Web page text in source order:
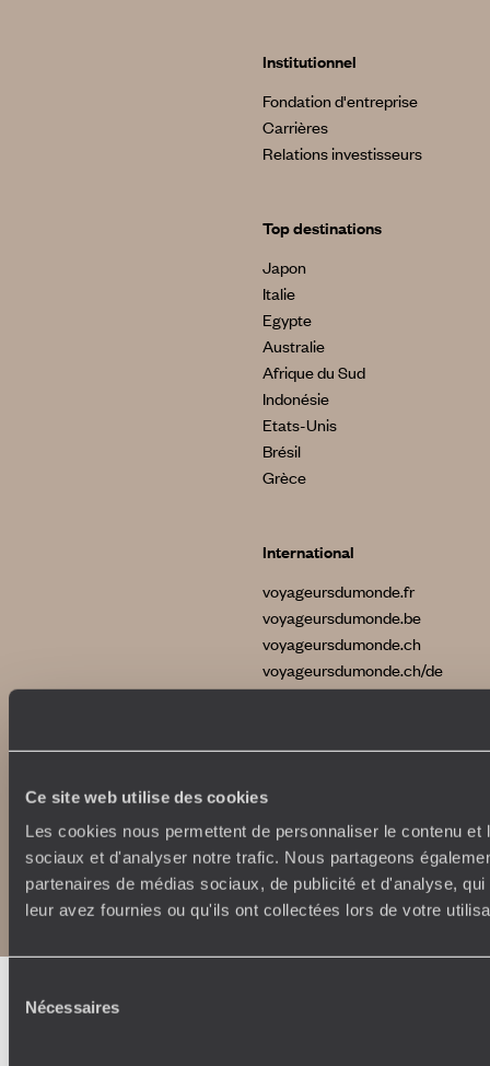
Ce site web utilise des cookies
Les cookies nous permettent de personnaliser le contenu
sociaux et d'analyser notre trafic. Nous partageons
partenaires de médias sociaux, de publicité et d'analyse,
leur avez fournies ou qu'ils ont collectées lors de votre
Nécessaires
Institutionnel
Fondation d'entreprise
Carrières
Relations investisseurs
Top destinations
Japon
Italie
Egypte
Australie
Afrique du Sud
Indonésie
Etats-Unis
Brésil
Grèce
International
voyageursdumonde.fr
voyageursdumonde.be
voyageursdumonde.ch
voyageursdumonde.ch/de
voyageursdumonde.com
CopyrightsPlan du site
Politique de confidentialité et de Cookies
Notice légale et CGU